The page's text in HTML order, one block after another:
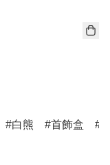
白熊 首飾盒